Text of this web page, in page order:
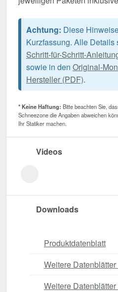
Achtung: Diese
Kurzfassung. Alle Details
Schritt-für-Schritt-
sowie in den Original-
Hersteller (PDF).
* Keine Haftung: Bitte beachten Sie,
Schneezone die Angaben abweichen
Ihr Statiker machen.
Videos
Downloads
Produktdatenblatt
Weitere
Weitere